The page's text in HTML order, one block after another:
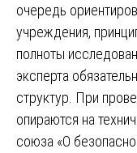
очередь
учреждения,
полноты
эксперта
структур. При
опираются на
союза «О